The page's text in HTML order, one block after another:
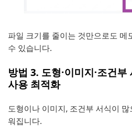
파일 크기를 줄이는 것만으로도 메
수 있습니다.
방법 3. 도형·이미지·조건
사용 최적화
도형이나 이미지, 조건부 서식이
워집니다.